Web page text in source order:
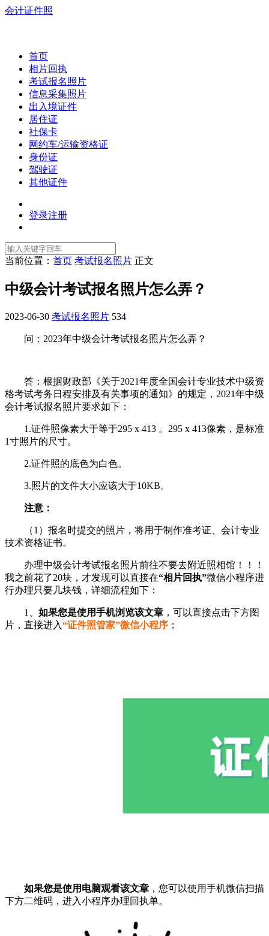
会计证件照
首页
相片回执
考试报名照片
信息采集照片
出入境证件
居住证
社保卡
网约车/运输资格证
身份证
驾驶证
其他证件
登录注册
当前位置： 首页 考试报名照片 正文
中级会计考试报名照片怎么弄？
2023-06-30 考试报名照片 534
问：2023年中级会计考试报名照片怎么弄？
答：根据财政部《关于2021年度全国会计专业技术中级资
格考试考务日程安排及有关事项的通知》的规定，2021年中级
会计考试报名照片要求如下：
1.证件照像素大于等于295 x 413 。295 x 413像素，是标准
1寸照片的尺寸。
2.证件照的底色为白色。
3.照片的文件大小应该大于10KB。
注意：
（1）报名时提交的照片，将用于制作准考证、会计专业
技术资格证书。
办理中级会计考试报名照片前往不要去附近照相馆！！！
我之前花了20块，才发现可以直接在“相片回执”微信小程序进
行办理只要几块钱，详细流程如下：
1、 如果您是使用手机浏览该文章 ，可以直接点击下方图
片，直接进入“证件照管家”微信小程序 ；
如果您是使用电脑观看该文章 ，您可以使用手机微信扫描
下方二维码，进入小程序办理回执单。